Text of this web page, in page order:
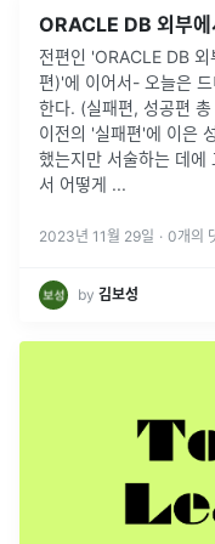
ORACLE DB 외부
전편인 'ORACLE DB
편)'에 이어서- 오늘은
한다. (실패편, 성공편
이전의 '실패편'에 이은
했는지만 서술하는 데
서 어떻게 ...
2023년 11월 29일 · 0개의
by 김보성